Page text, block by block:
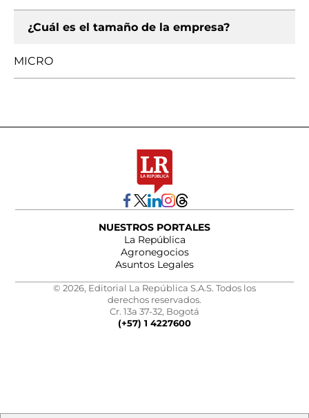
¿Cuál es el tamaño de la empresa?
MICRO
NUESTROS PORTALES
La República
Agronegocios
Asuntos Legales
© 2026, Editorial La República S.A.S. Todos los
derechos reservados.
Cr. 13a 37-32, Bogotá
(+57) 1 4227600